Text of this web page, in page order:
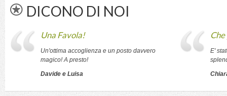
DICONO DI NOI
Una Favola!
Un'ottima accoglienza e un posto davvero
magico! A presto!
Davide e Luisa
E'